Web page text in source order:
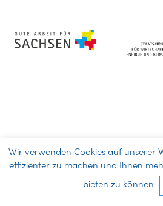
Wir verwenden Cookies auf unserer
effizienter zu machen und Ihnen
bieten zu können